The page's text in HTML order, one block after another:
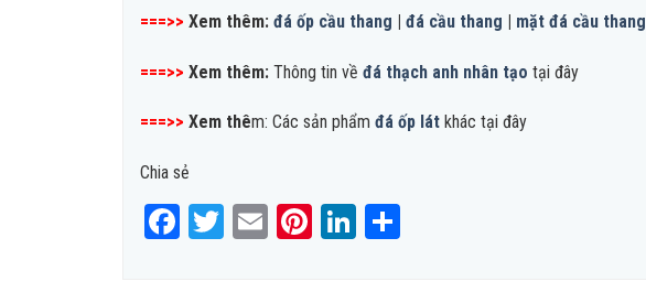
===>> Xem thêm: đá ốp cầu thang | đá cầu thang | mặt đá cầu thang
===>> Xem thêm: Thông tin về đá thạch anh nhân tạo tại đây
===>> Xem thêm: Các sản phẩm đá ốp lát khác tại đây
Chia sẻ
Facebook
Twitter
EmailPinterest
LinkedIn